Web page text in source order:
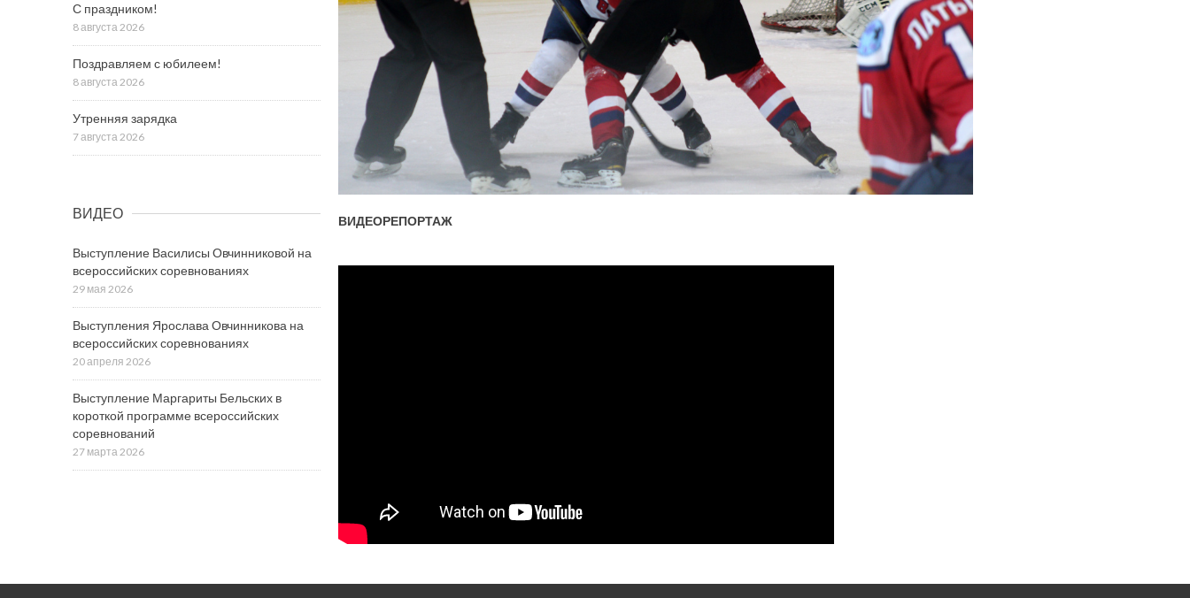
ВИДЕОРЕПОРТАЖ
С праздником!
8 августа 2026
Поздравляем с юбилеем!
8 августа 2026
Утренняя зарядка
7 августа 2026
ВИДЕО
Выступление Василисы Овчинниковой на
всероссийских соревнованиях
29 мая 2026
Выступления Ярослава Овчинникова на
всероссийских соревнованиях
20 апреля 2026
Выступление Маргариты Бельских в
короткой программе всероссийских
соревнований
27 марта 2026